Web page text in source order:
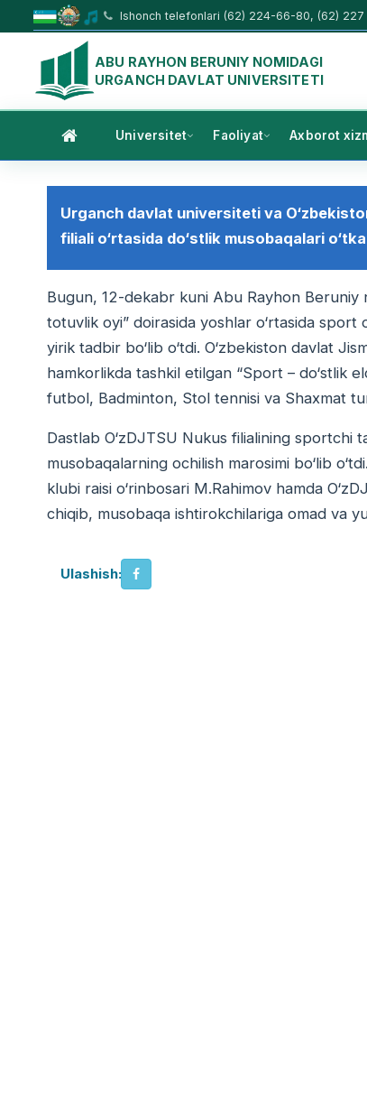
Ishonch telefonlari (62) 224-66-80, (62) 227
ABU RAYHON BERUNIY NOMIDAGI
URGANCH DAVLAT UNIVERSITETI
Universitet Faoliyat Axborot
Urganch davlat universiteti va
filiali o‘rtasida do‘stlik musobaqalari
Bugun, 12-dekabr kuni Abu Rayhon
totuvlik oyi” doirasida yoshlar o‘rtasida sport
yirik tadbir bo‘lib o‘tdi. O‘zbekiston davlat
hamkorlikda tashkil etilgan “Sport – do‘stlik
futbol, Badminton, Stol tennisi va Shaxmat
Dastlab O‘zDJTSU Nukus filialining sportchi
musobaqalarning ochilish marosimi bo‘lib
klubi raisi o‘rinbosari M.Rahimov hamda
chiqib, musobaqa ishtirokchilariga omad va
Ulashish: